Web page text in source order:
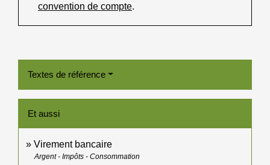
convention de compte.
Textes de référence
Et aussi
Virement bancaire
Argent - Impôts - Consommation